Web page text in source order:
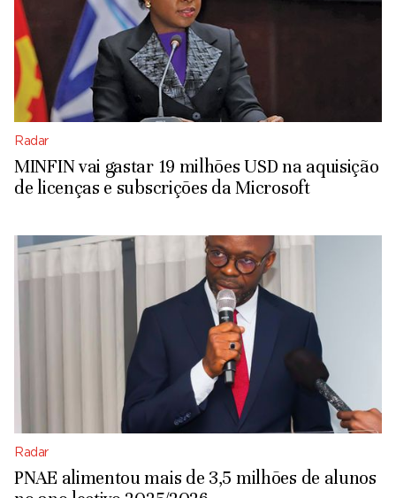
Radar
MINFIN vai gastar 19 milhões USD na aquisição
de licenças e subscrições da Microsoft
Radar
PNAE alimentou mais de 3,5 milhões de alunos